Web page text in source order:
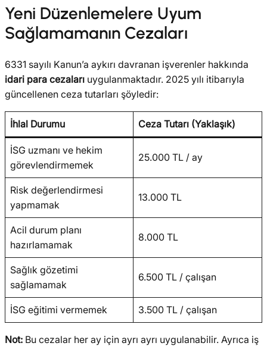
Yeni Düzenlemelere Uyum
Sağlamamanın Cezaları
6331 sayılı Kanun’a aykırı davranan işverenler hakkında
idari para cezaları uygulanmaktadır. 2025 yılı itibarıyla
güncellenen ceza tutarları şöyledir:
İhlal Durumu Ceza Tutarı (Yaklaşık)
İSG uzmanı ve hekim
görevlendirmemek
25.000 TL / ay
Risk değerlendirmesi
yapmamak
13.000 TL
Acil durum planı
hazırlamamak
8.000 TL
Sağlık gözetimi
sağlamamak
6.500 TL / çalışan
İSG eğitimi vermemek 3.500 TL / çalışan
Not: Bu cezalar her ay için ayrı ayrı uygulanabilir. Ayrıca iş